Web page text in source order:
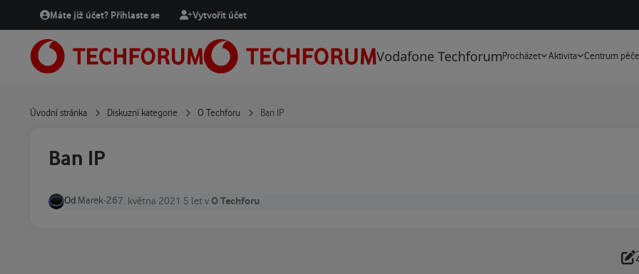
Přejít na obsah
Máte již účet? Přihlaste se Vytvořit účet
Vodafone TechforumProcházet Aktivita Centrum péče
Úvodní stránka Diskuzní kategorie O Techforu Ban IP
Ban IP
Od Marek-267. května 2021 5 let v O Techforu